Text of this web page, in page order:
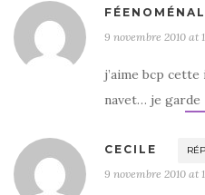
9 novembre 2010 at
j’aime bcp
navet… je garde
CECILE
9 novembre 2010 at